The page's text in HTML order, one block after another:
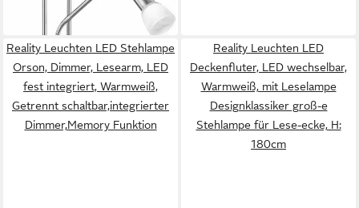
Reality Leuchten LED Stehlampe
Orson, Dimmer, Lesearm, LED
fest integriert, Warmweiß,
Getrennt schaltbar,integrierter
Dimmer,Memory Funktion
Reality Leuchten LED
Deckenfluter, LED wechselbar,
Warmweiß, mit Leselampe
Designklassiker groß-e
Stehlampe für Lese-ecke, H:
180cm